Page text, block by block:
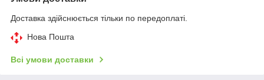
Доставка здійснюється тільки по передоплаті.
Нова Пошта
Всі умови доставки